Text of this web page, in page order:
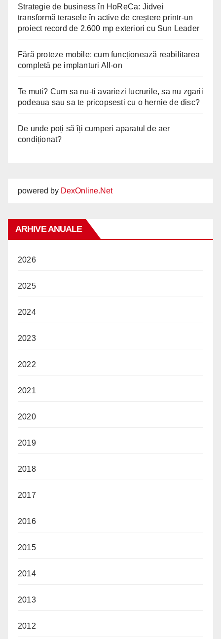
Strategie de business în HoReCa: Jidvei
transformă terasele în active de creștere printr-un
proiect record de 2.600 mp exteriori cu Sun Leader
Fără proteze mobile: cum funcționează reabilitarea
completă pe implanturi All-on
Te muti? Cum sa nu-ti avariezi lucrurile, sa nu zgarii
podeaua sau sa te pricopsesti cu o hernie de disc?
De unde poți să îți cumperi aparatul de aer
condiționat?
powered by DexOnline.Net
ARHIVE ANUALE
2026
2025
2024
2023
2022
2021
2020
2019
2018
2017
2016
2015
2014
2013
2012